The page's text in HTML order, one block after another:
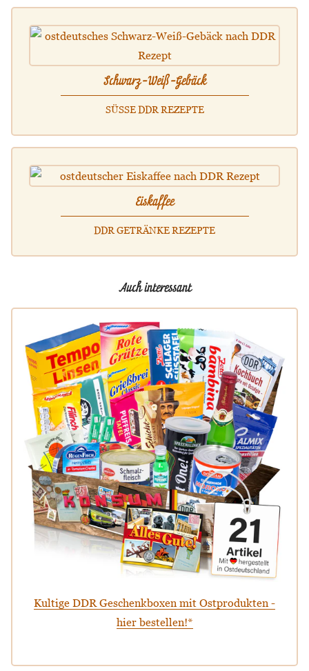
Schwarz-Weiß-Gebäck
SÜSSE DDR REZEPTE
Eiskaffee
DDR GETRÄNKE REZEPTE
Auch interessant
Kultige DDR Geschenkboxen mit Ostprodukten -
hier bestellen!*